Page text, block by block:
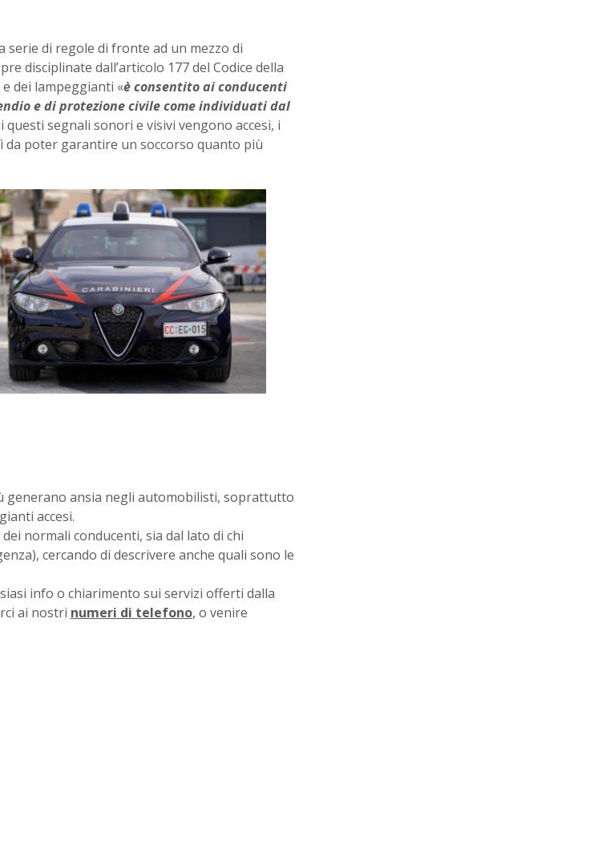
serie di regole di fronte ad un mezzo di
disciplinate dall’articolo 177 del Codice della
dei lampeggianti «è consentito ai conducenti
e di protezione civile come individuati dal
questi segnali sonori e visivi vengono accesi, i
da poter garantire un soccorso quanto più
generano ansia negli automobilisti, soprattutto
accesi.
normali conducenti, sia dal lato di chi
cercando di descrivere anche quali sono le
info o chiarimento sui servizi offerti dalla
ai nostri numeri di telefono, o venire